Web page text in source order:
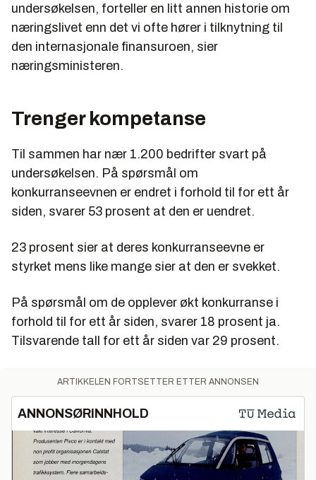
undersøkelsen, forteller en litt annen historie om
næringslivet enn det vi ofte hører i tilknytning til
den internasjonale finansuroen, sier
næringsministeren.
Trenger kompetanse
Til sammen har nær 1.200 bedrifter svart på
undersøkelsen. På spørsmål om
konkurranseevnen er endret i forhold til for ett år
siden, svarer 53 prosent at den er uendret.
23 prosent sier at deres konkurranseevne er
styrket mens like mange sier at den er svekket.
På spørsmål om de opplever økt konkurranse i
forhold til for ett år siden, svarer 18 prosent ja.
Tilsvarende tall for ett år siden var 29 prosent.
ARTIKKELEN FORTSETTER ETTER ANNONSEN
ANNONSØRINNHOLD